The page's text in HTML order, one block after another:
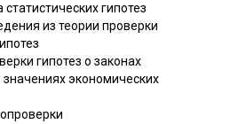
статистических гипотез
из теории проверки
гипотез о законах
экономических